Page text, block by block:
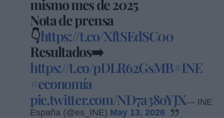
mismo mes de 2025
Nota de prensa
👇https://t.co/XftSEdSC00
Resultados➡️
https://t.co/pDLR62GsMB#INE
#economía
pic.twitter.com/ND7a38oYJX— INE
España (@es_INE) May 13, 2026